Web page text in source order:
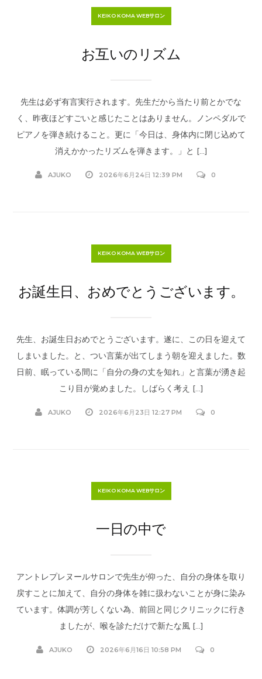
KEIKO KOMA WEBサロン
お互いのリズム
先生は必ず有言実行されます。先生だから当たり前とかでな
く、昨夜ほどすごいと感じたことはありません。ノンペダルで
ピアノを弾き続けること。更に「今日は、身体内に閉じ込めて
消えかかったリズムを弾きます。」と […]
AJUKO 2026年6月24日 12:39 PM 0
KEIKO KOMA WEBサロン
お誕生日、おめでとうございます。
先生、お誕生日おめでとうございます。遂に、この日を迎えて
しまいました。と、つい言葉が出てしまう朝を迎えました。数
日前、眠っている間に「自分の身の丈を知れ」と言葉が湧き起
こり目が覚めました。しばらく考え […]
AJUKO 2026年6月23日 12:27 PM 0
KEIKO KOMA WEBサロン
一日の中で
アントレプレヌールサロンで先生が仰った、自分の身体を取り
戻すことに加えて、自分の身体を雑に扱わないことが身に染み
ています。体調が芳しくない為、前回と同じクリニックに行き
ましたが、喉を診ただけで新たな風 […]
AJUKO 2026年6月16日 10:58 PM 0